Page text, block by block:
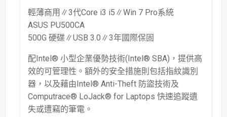
輕薄商用∥3代Core i3 i5∥Win 7 Pro系統
ASUS PU500CA
500G 硬碟∥USB 3.0∥3年國際保固
配Intel® 小型企業優勢技術(Intel® SBA)，提供高
效的可管理性。額外的安全措施則包括指紋識別
器，以及藉由Intel® Anti-Theft 防盜技術及
Computrace® LoJack® for Laptops 快速追蹤遺
失或遭竊的筆電。